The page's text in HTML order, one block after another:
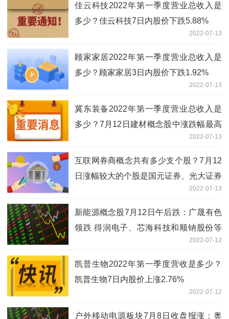
佳云科技2022年第一季度营业总收入是
多少？佳云科技7日内股价下跌5.88%
2022-07-13
顾家家居2022年第一季度营业总收入是
多少？顾家家居3日内股价下跌1.92%
2022-07-13
冀东装备2022年第一季度营业总收入是
多少？7月12日建材概念股中涨跌幅最高
2022-07-13
互联网券商概念共有多少支个股？7月12
日涨幅较大的个股是国元证券、光大证券
2022-07-13
新能源概念股7月12日午后跌：广晟有色
领跌 得润电子、芯海科技和顺钠股份等
2022-07-12
凯普生物2022年第一季度营收是多少？
凯普生物7日内股价上涨2.76%
2022-07-12
户外移动电源板块7月8日收盘报涨：奥